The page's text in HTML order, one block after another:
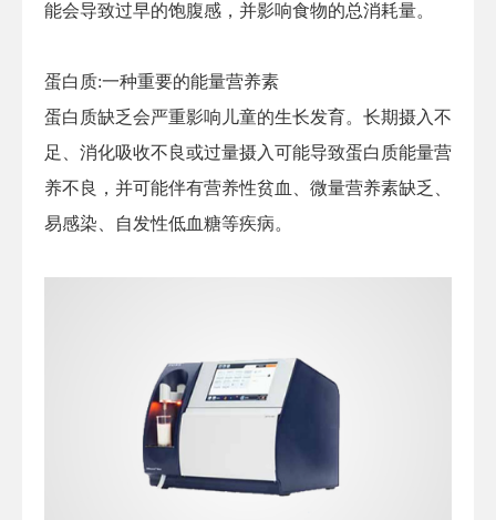
能会导致过早的饱腹感，并影响食物的总消耗量。
蛋白质:一种重要的能量营养素
蛋白质缺乏会严重影响儿童的生长发育。长期摄入不
足、消化吸收不良或过量摄入可能导致蛋白质能量营
养不良，并可能伴有营养性贫血、微量营养素缺乏、
易感染、自发性低血糖等疾病。